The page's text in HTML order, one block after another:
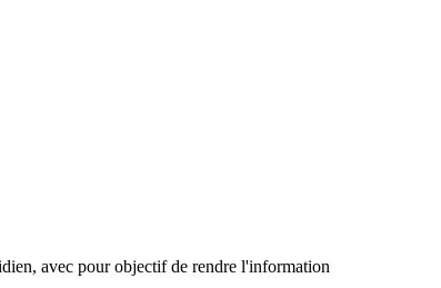
avec pour objectif de rendre l'information